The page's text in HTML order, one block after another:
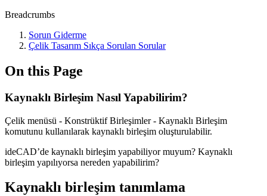
Breadcrumbs
Sorun Giderme
Çelik Tasarım Sıkça Sorulan Sorular
On this Page
Kaynaklı Birleşim Nasıl Yapabilirim?
Çelik menüsü - Konstrüktif Birleşimler - Kaynaklı Birleşim
komutunu kullanılarak kaynaklı birleşim oluşturulabilir.
ideCAD’de kaynaklı birleşim yapabiliyor muyum? Kaynaklı
birleşim yapılıyorsa nereden yapabilirim?
Kaynaklı birleşim tanımlama